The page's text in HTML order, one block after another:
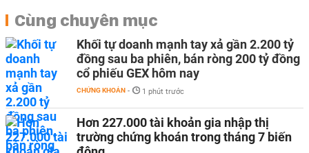
Cùng chuyên mục
Khối tự doanh mạnh tay xả gần 2.200 tỷ
đồng sau ba phiên, bán ròng 200 tỷ đồng
cổ phiếu GEX hôm nay
CHỨNG KHOÁN - 1 phút trước
Hơn 227.000 tài khoản gia nhập thị
trường chứng khoán trong tháng 7 biến